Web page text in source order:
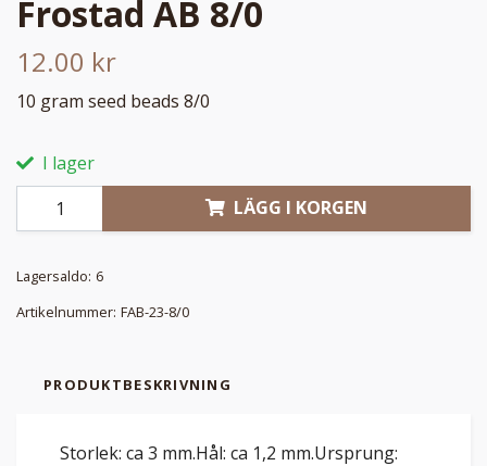
Frostad AB 8/0
12.00 kr
10 gram seed beads 8/0
I lager
LÄGG I KORGEN
Lagersaldo: 6
Artikelnummer: FAB-23-8/0
PRODUKTBESKRIVNING
Storlek: ca 3 mm.Hål: ca 1,2 mm.Ursprung: